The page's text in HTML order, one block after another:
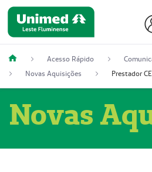
Acesso Rápido
Novas Aquisições
Novas